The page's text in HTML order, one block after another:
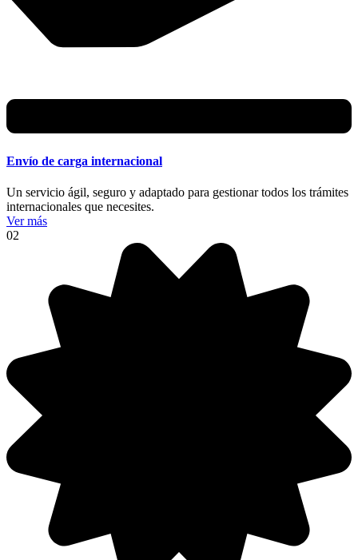
Envío de carga internacional
Un servicio ágil, seguro y adaptado para gestionar todos los trámites
internacionales que necesites.
Ver más
02